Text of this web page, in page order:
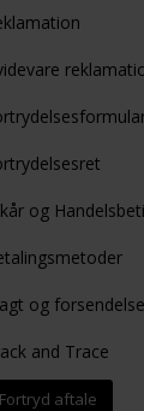
og
og forsendelse
and Trace
Fortryd aftale